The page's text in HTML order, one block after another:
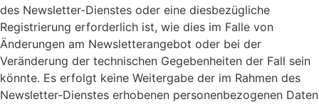
des Newsletter-Dienstes oder eine diesbezügliche
Registrierung erforderlich ist, wie dies im Falle von
Änderungen am Newsletterangebot oder bei der
Veränderung der technischen Gegebenheiten der Fall sein
könnte. Es erfolgt keine Weitergabe der im Rahmen des
Newsletter-Dienstes erhobenen personenbezogenen Daten